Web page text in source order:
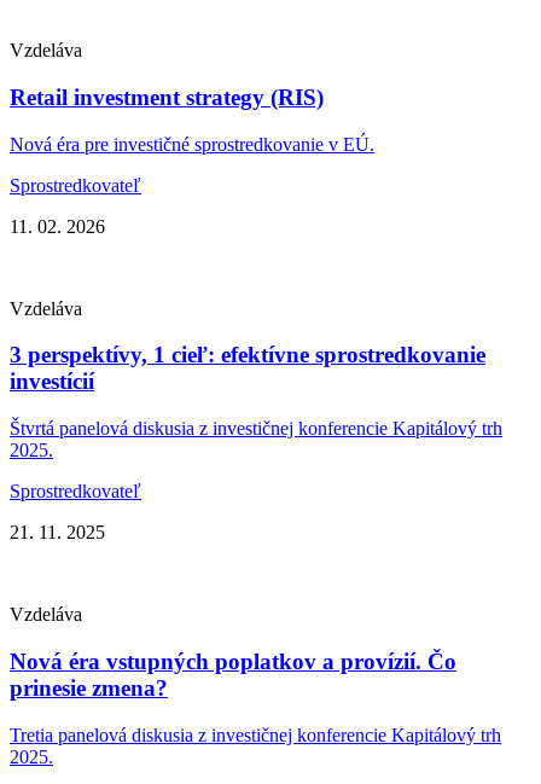
Vzdeláva
Retail investment strategy (RIS)
Nová éra pre investičné sprostredkovanie v EÚ.
Sprostredkovateľ
11. 02. 2026
Vzdeláva
3 perspektívy, 1 cieľ: efektívne sprostredkovanie
investícií
Štvrtá panelová diskusia z investičnej konferencie Kapitálový trh
2025.
Sprostredkovateľ
21. 11. 2025
Vzdeláva
Nová éra vstupných poplatkov a provízií. Čo
prinesie zmena?
Tretia panelová diskusia z investičnej konferencie Kapitálový trh
2025.